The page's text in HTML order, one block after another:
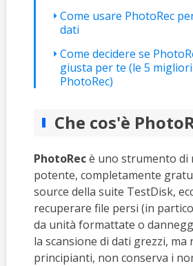
Come usare PhotoRec
dati
Come decidere se
giusta per te (le 5
PhotoRec)
Che cos'è
PhotoRecè uno strumento di
potente, completamente
source della suite TestDisk,
recuperare file persi (in
da unità formattate o
la scansione di dati grezzi, ma
principianti, non conserva i